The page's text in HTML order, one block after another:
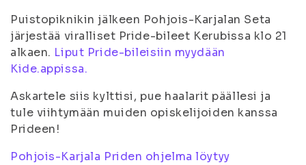
Puistopiknikin jälkeen Pohjois-Karjalan Seta
järjestää viralliset Pride-bileet Kerubissa klo 21
alkaen. Liput Pride-bileisiin myydään
Kide.appissa.
Askartele siis kylttisi, pue haalarit päällesi ja
tule viihtymään muiden opiskelijoiden kanssa
Prideen!
Pohjois-Karjala Priden ohjelma löytyy